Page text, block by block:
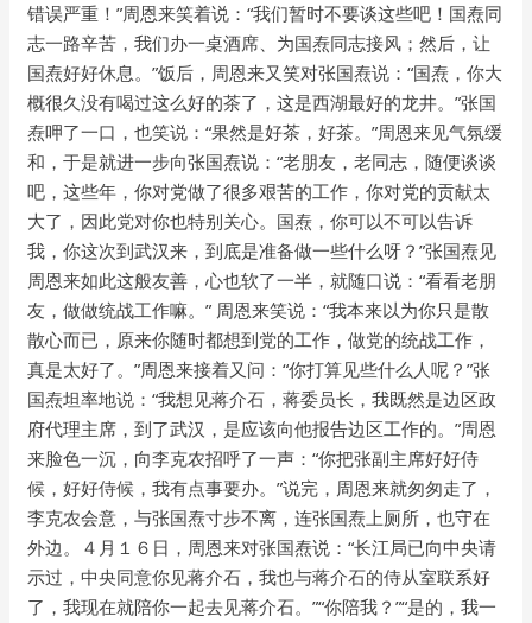
错误严重！”周恩来笑着说：“我们暂时不要谈这些吧！国焘同
志一路辛苦，我们办一桌酒席、为国焘同志接风；然后，让
国焘好好休息。”饭后，周恩来又笑对张国焘说：“国焘，你大
概很久没有喝过这么好的茶了，这是西湖最好的龙井。”张国
焘呷了一口，也笑说：“果然是好茶，好茶。”周恩来见气氛缓
和，于是就进一步向张国焘说：“老朋友，老同志，随便谈谈
吧，这些年，你对党做了很多艰苦的工作，你对党的贡献太
大了，因此党对你也特别关心。国焘，你可以不可以告诉
我，你这次到武汉来，到底是准备做一些什么呀？”张国焘见
周恩来如此这般友善，心也软了一半，就随口说：“看看老朋
友，做做统战工作嘛。” 周恩来笑说：“我本来以为你只是散
散心而已，原来你随时都想到党的工作，做党的统战工作，
真是太好了。”周恩来接着又问：“你打算见些什么人呢？”张
国焘坦率地说：“我想见蒋介石，蒋委员长，我既然是边区政
府代理主席，到了武汉，是应该向他报告边区工作的。”周恩
来脸色一沉，向李克农招呼了一声：“你把张副主席好好侍
候，好好侍候，我有点事要办。”说完，周恩来就匆匆走了，
李克农会意，与张国焘寸步不离，连张国焘上厕所，也守在
外边。４月１６日，周恩来对张国焘说：“长江局已向中央请
示过，中央同意你见蒋介石，我也与蒋介石的侍从室联系好
了，我现在就陪你一起去见蒋介石。”“你陪我？”“是的，我一